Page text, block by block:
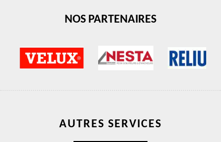
NOS PARTENAIRES
AUTRES SERVICES